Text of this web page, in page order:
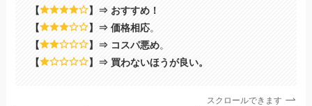
【
】⇒ おすすめ！
【
】⇒ 価格相応。
【
】⇒ コスパ悪め。
【
】⇒ 買わないほうが良い。
スクロールできます